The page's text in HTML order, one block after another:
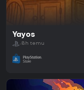
Yayos
8h temu